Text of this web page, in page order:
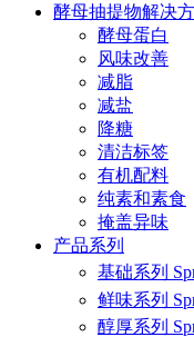
酵母抽提物解决
酵母蛋白
风味改善
减脂
减盐
降糖
清洁标签
有机配料
纯素和素食
掩盖异味
产品系列
基础系列
鲜味系列
醇厚系列